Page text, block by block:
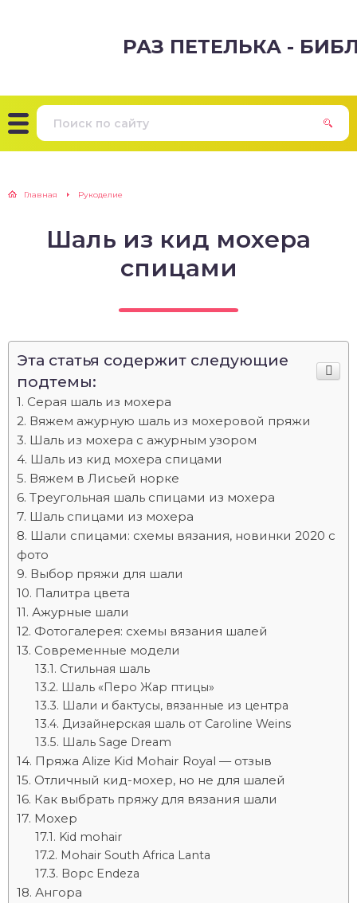
РАЗ ПЕТЕЛЬКА -
Главная Рукоделие
Шаль из кид мохера
спицами
Эта статья содержит следующие
подтемы:
Серая шаль из мохера
Вяжем ажурную шаль из мохеровой пряжи
Шаль из мохера с ажурным узором
Шаль из кид мохера спицами
Вяжем в Лисьей норке
Треугольная шаль спицами из мохера
Шаль спицами из мохера
Шали спицами: схемы вязания, новинки 2020 с
фото
Выбор пряжи для шали
Палитра цвета
Ажурные шали
Фотогалерея: схемы вязания шалей
Современные модели
Стильная шаль
Шаль «Перо Жар птицы»
Шали и бактусы, вязанные из центра
Дизайнерская шаль от Caroline Weins
Шаль Sage Dream
Пряжа Alize Kid Mohair Royal — отзыв
Отличный кид-мохер, но не для шалей
Как выбрать пряжу для вязания шали
Мохер
Kid mohair
Mohair South Africa Lanta
Ворс Endeza
Ангора